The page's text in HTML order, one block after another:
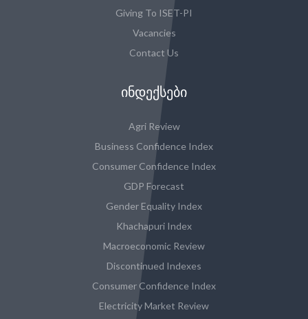
Giving To ISET-PI
Vacancies
Contact Us
ᲘᲜᲓᲔᲥᲡᲔᲑᲘ
Agri Review
Business Confidence Index
Consumer Confidence Index
GDP Forecast
Gender Equality Index
Khachapuri Index
Macroeconomic Review
Discontinued Indexes
Consumer Confidence Index
Electricity Market Review